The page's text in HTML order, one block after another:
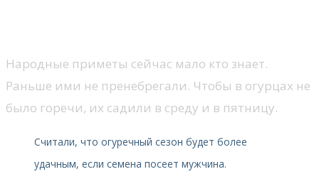
Народные приметы сейчас мало кто знает.
Раньше ими не пренебрегали. Чтобы в огурцах не
было горечи, их садили в среду и в пятницу.
Считали, что огуречный сезон будет более
удачным, если семена посеет мужчина.